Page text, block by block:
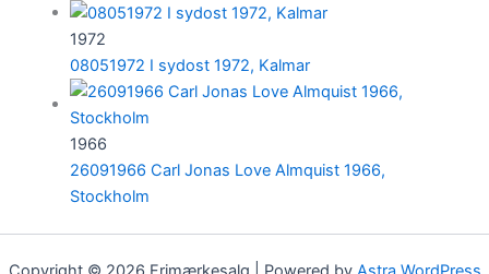
1972
08051972 I sydost 1972, Kalmar
1966
26091966 Carl Jonas Love Almquist 1966,
Stockholm